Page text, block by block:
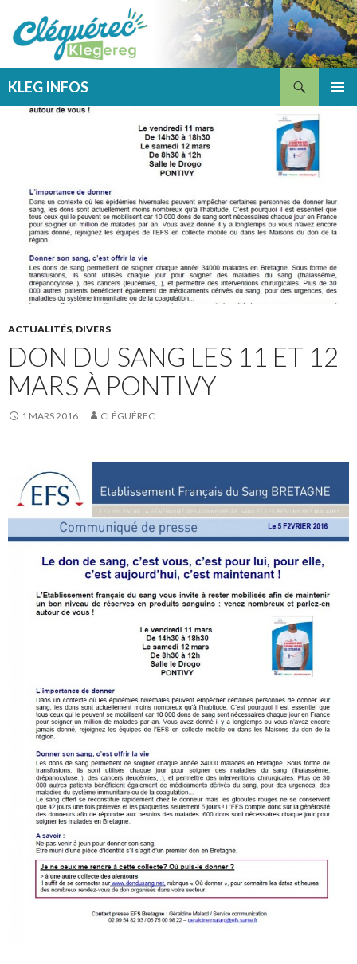
KLEG INFOS
ACTUALITÉS, DIVERS
DON DU SANG LES 11 ET 12
MARS À PONTIVY
1 MARS 2016 CLÉGUÉREC